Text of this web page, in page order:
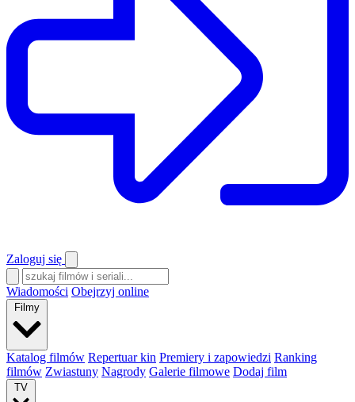
Zaloguj się
Wiadomości Obejrzyj online
Filmy
Katalog filmów Repertuar kin Premiery i zapowiedzi Ranking
filmów Zwiastuny Nagrody Galerie filmowe Dodaj film
TV